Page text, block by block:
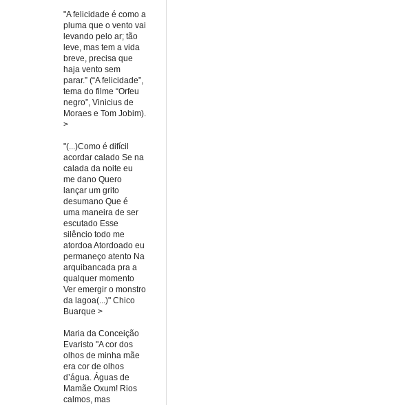
"A felicidade é como a
pluma que o vento vai
levando pelo ar; tão
leve, mas tem a vida
breve, precisa que
haja vento sem
parar.” (“A felicidade”,
tema do filme “Orfeu
negro”, Vinicius de
Moraes e Tom Jobim).
>
"(...)Como é difícil
acordar calado Se na
calada da noite eu
me dano Quero
lançar um grito
desumano Que é
uma maneira de ser
escutado Esse
silêncio todo me
atordoa Atordoado eu
permaneço atento Na
arquibancada pra a
qualquer momento
Ver emergir o monstro
da lagoa(...)" Chico
Buarque >
Maria da Conceição
Evaristo "A cor dos
olhos de minha mãe
era cor de olhos
d’água. Águas de
Mamãe Oxum! Rios
calmos, mas